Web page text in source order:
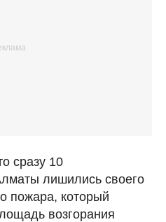
сразу 10
лишились своего
пожара, который
возгорания